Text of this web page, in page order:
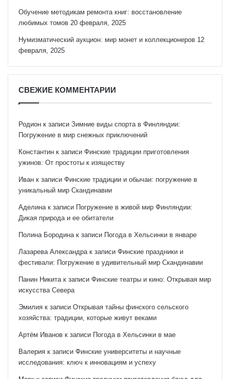
Обучение методикам ремонта книг: восстановление
любимых томов 20 февраля, 2025
Нумизматический аукцион: мир монет и коллекционеров 12
февраля, 2025
СВЕЖИЕ КОММЕНТАРИИ
Родион к записи Зимние виды спорта в Финляндии:
Погружение в мир снежных приключений
Константин к записи Финские традиции приготовления
ужинов: От простоты к изяществу
Иван к записи Финские традиции и обычаи: погружение в
уникальный мир Скандинавии
Аделинак записи Погружение в живой мир Финляндии:
Дикая природа и ее обитатели
Полина Бородинак записи Погода в Хельсинки в январе
Лазарева Александрак записи Финские праздники и
фестивали: Погружение в удивительный мир Скандинавии
Панин Никитак записи Финские театры и кино: Открывая мир
искусства Севера
Эмилия к записи Открывая тайны финского сельского
хозяйства: традиции, которые живут веками
Артём Иванов к записи Погода в Хельсинки в мае
Валерия к записи Финские университеты и научные
исследования: ключ к инновациям и успеху